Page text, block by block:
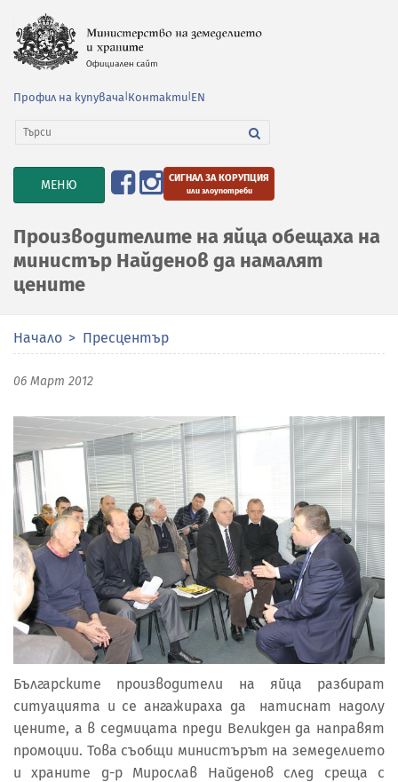
Профил на купувача Контакти EN
TOGGLE
NAVIGATION
МЕНЮ СИГНАЛ ЗА КОРУПЦИЯ
или злоупотреби
Производителите на яйца обещаха на
министър Найденов да намалят
цените
Начало Пресцентър
06 Март 2012
Българските производители на яйца разбират
ситуацията и се ангажираха да натиснат надолу
цените, а в седмицата преди Великден да направят
промоции. Това съобщи министърът на земеделието
и храните д-р Мирослав Найденов след среща с